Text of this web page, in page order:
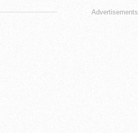
Advertisements